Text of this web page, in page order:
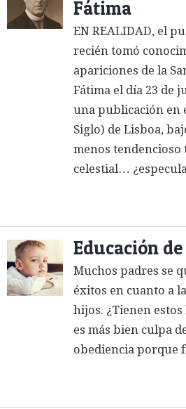
Fátima
EN REALIDAD, el
recién tomó
apariciones de la
Fátima el día 23 de
una publicación en
Siglo) de Lisboa,
menos
celestial…
Educación
Muchos padres se
éxitos en cuanto a
hijos. ¿Tienen estos
es más bien culpa
obediencia porque